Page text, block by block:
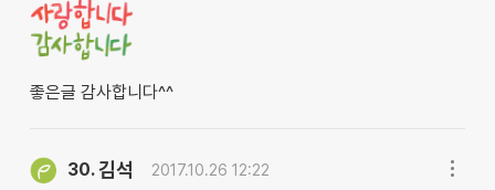
좋은글 감사합니다^^
30.김석 2017.10.26 12:22